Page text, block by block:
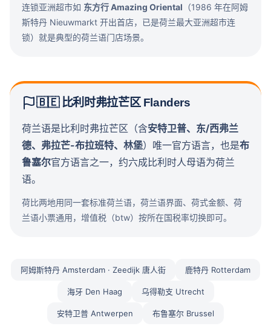
连锁亚洲超市如 东方行 Amazing Oriental （1986 年在阿姆
斯特丹 Nieuwmarkt 开出首店，已是荷兰最大亚洲超市连
锁）就是典型的荷兰语门店场景。
🇧🇪 比利时弗拉芒区 Flanders
荷兰语是比利时弗拉芒区（含安特卫普、东/西弗兰
德、弗拉芒-布拉班特、林堡）唯一官方语言，也是布
鲁塞尔官方语言之一，约六成比利时人母语为荷兰
语。
荷比两地用同一套标准荷兰语，荷兰语界面、荷式金额、荷
兰语小票通用，增值税（btw）按所在国税率切换即可。
阿姆斯特丹 Amsterdam · Zeedijk 唐人街 鹿特丹 Rotterdam
海牙 Den Haag 乌得勒支 Utrecht
安特卫普 Antwerpen 布鲁塞尔 Brussel